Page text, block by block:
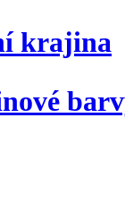
krajina